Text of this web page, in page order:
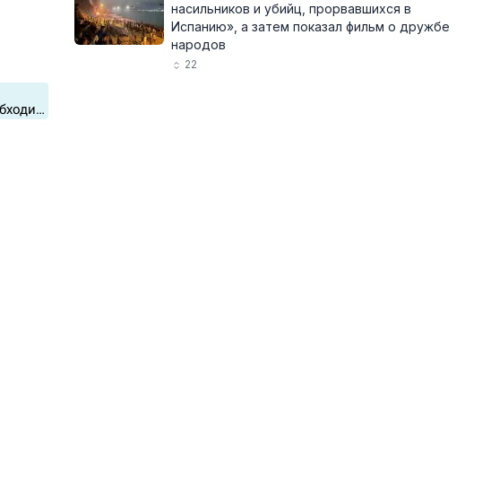
насильников и убийц, прорвавшихся в
Испанию», а затем показал фильм о дружбе
народов
22